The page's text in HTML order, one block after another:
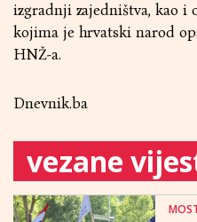
izgradnji zajedništva, kao i
kojima je hrvatski narod
HNŽ-a.
Dnevnik.ba
vezane